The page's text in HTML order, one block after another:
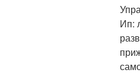
Ип: